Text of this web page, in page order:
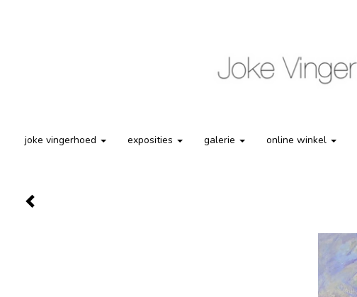
joke vingerhoed exposities galerie online winkel